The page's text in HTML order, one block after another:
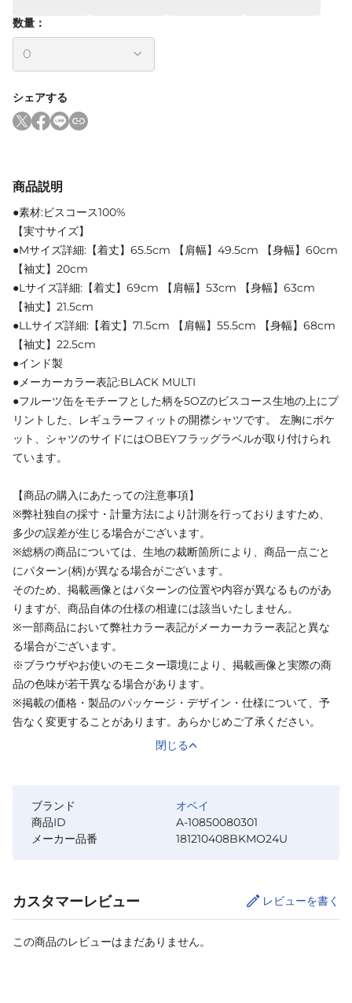
数量：
シェアする
商品説明
●素材:ビスコース100%
【実寸サイズ】
●Mサイズ詳細:【着丈】65.5cm 【肩幅】49.5cm 【身幅】60cm
【袖丈】20cm
●Lサイズ詳細:【着丈】69cm 【肩幅】53cm 【身幅】63cm
【袖丈】21.5cm
●LLサイズ詳細:【着丈】71.5cm 【肩幅】55.5cm 【身幅】68cm
【袖丈】22.5cm
●インド製
●メーカーカラー表記:BLACK MULTI
●フルーツ缶をモチーフとした柄を5OZのビスコース生地の上にプ
リントした、レギュラーフィットの開襟シャツです。 左胸にポケ
ット、シャツのサイドにはOBEYフラッグラベルが取り付けられ
ています。
【商品の購入にあたっての注意事項】
※弊社独自の採寸・計量方法により計測を行っておりますため、
多少の誤差が生じる場合がございます。
※総柄の商品については、生地の裁断箇所により、商品一点ごと
にパターン(柄)が異なる場合がございます。
そのため、掲載画像とはパターンの位置や内容が異なるものがあ
りますが、商品自体の仕様の相違には該当いたしません。
※一部商品において弊社カラー表記がメーカーカラー表記と異な
る場合がございます。
※ブラウザやお使いのモニター環境により、掲載画像と実際の商
品の色味が若干異なる場合があります。
※掲載の価格・製品のパッケージ・デザイン・仕様について、予
告なく変更することがあります。あらかじめご了承ください。
閉じる
ブランド
オベイ
商品ID
A-10850080301
メーカー品番
181210408BKMO24U
カスタマーレビュー レビューを書く
この商品のレビューはまだありません。